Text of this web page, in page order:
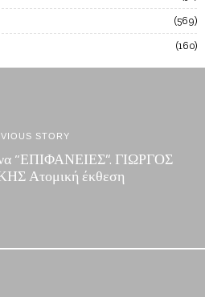
569
160
STORY
“ΕΠΙΦΑΝΕΙΕΣ”. ΓΙΩΡΓΟΣ
Ατομική έκθεση